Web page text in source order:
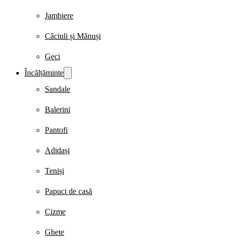
Jambiere
Căciuli și Mănuși
Geci
Încălțăminte
Sandale
Balerini
Pantofi
Adidași
Teniși
Papuci de casă
Cizme
Ghete